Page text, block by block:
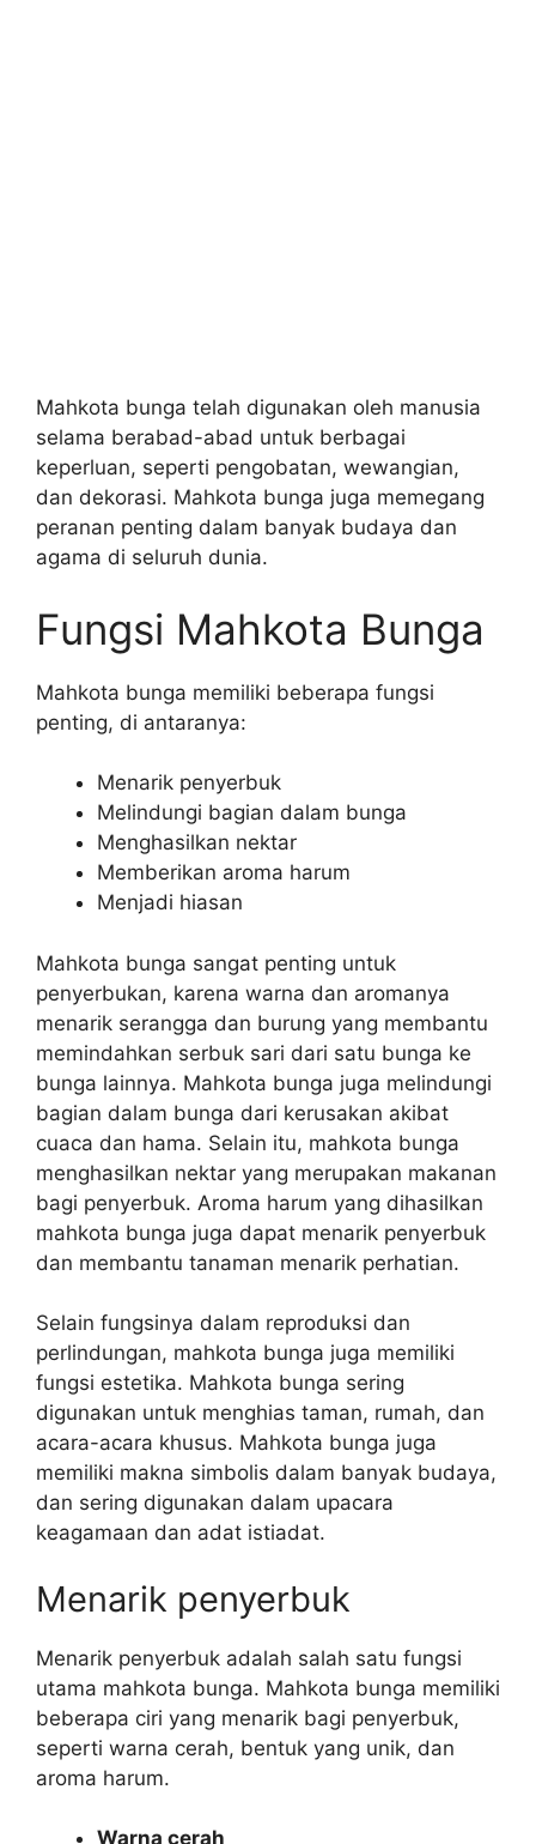
Mahkota bunga telah digunakan oleh manusia
selama berabad-abad untuk berbagai
keperluan, seperti pengobatan, wewangian,
dan dekorasi. Mahkota bunga juga memegang
peranan penting dalam banyak budaya dan
agama di seluruh dunia.
Fungsi Mahkota Bunga
Mahkota bunga memiliki beberapa fungsi
penting, di antaranya:
Menarik penyerbuk
Melindungi bagian dalam bunga
Menghasilkan nektar
Memberikan aroma harum
Menjadi hiasan
Mahkota bunga sangat penting untuk
penyerbukan, karena warna dan aromanya
menarik serangga dan burung yang membantu
memindahkan serbuk sari dari satu bunga ke
bunga lainnya. Mahkota bunga juga melindungi
bagian dalam bunga dari kerusakan akibat
cuaca dan hama. Selain itu, mahkota bunga
menghasilkan nektar yang merupakan makanan
bagi penyerbuk. Aroma harum yang dihasilkan
mahkota bunga juga dapat menarik penyerbuk
dan membantu tanaman menarik perhatian.
Selain fungsinya dalam reproduksi dan
perlindungan, mahkota bunga juga memiliki
fungsi estetika. Mahkota bunga sering
digunakan untuk menghias taman, rumah, dan
acara-acara khusus. Mahkota bunga juga
memiliki makna simbolis dalam banyak budaya,
dan sering digunakan dalam upacara
keagamaan dan adat istiadat.
Menarik penyerbuk
Menarik penyerbuk adalah salah satu fungsi
utama mahkota bunga. Mahkota bunga memiliki
beberapa ciri yang menarik bagi penyerbuk,
seperti warna cerah, bentuk yang unik, dan
aroma harum.
Warna cerah